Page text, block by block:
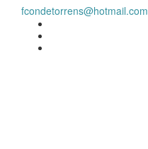
fcondetorrens@hotmail.com